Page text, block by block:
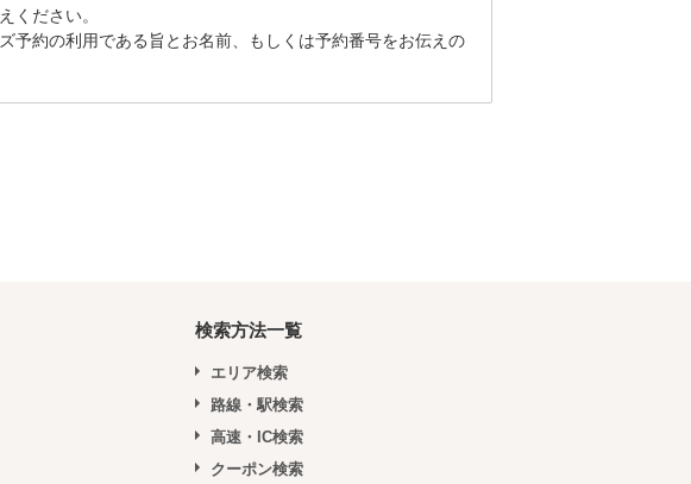
ください。
予約の利用である旨とお名前、もしくは予約番号をお伝えの
検索方法一覧
エリア検索
路線・駅検索
高速・IC検索
クーポン検索